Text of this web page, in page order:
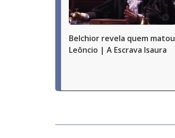
Belchior revela quem matou
Leôncio | A Escrava Isaura